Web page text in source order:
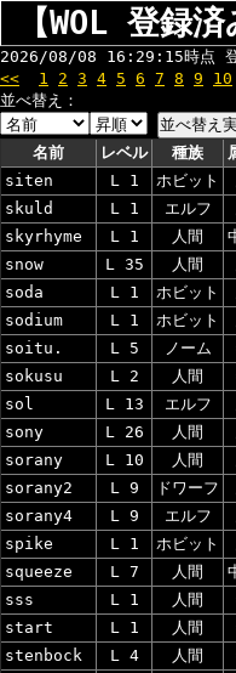
【WOL 登録
2026/08/08 16:29:15時点
<<
1 2 3 4 5 6 7 8 9 10
並べ替え：
名前 レベル 種族
siten
L 1 ホビット
skuld
L 1 エルフ
skyrhyme
L 1 人間
snow
L 35 人間
soda
L 1 ホビット
sodium
L 1 ホビット
soitu.
L 5 ノーム
sokusu
L 2 人間
sol
L 13 エルフ
sony
L 26 人間
sorany
L 10 人間
sorany2
L 9 ドワーフ
sorany4
L 9 エルフ
spike
L 1 ホビット
squeeze
L 7 人間
sss
L 1 人間
start
L 1 人間
stenbock
L 4 人間